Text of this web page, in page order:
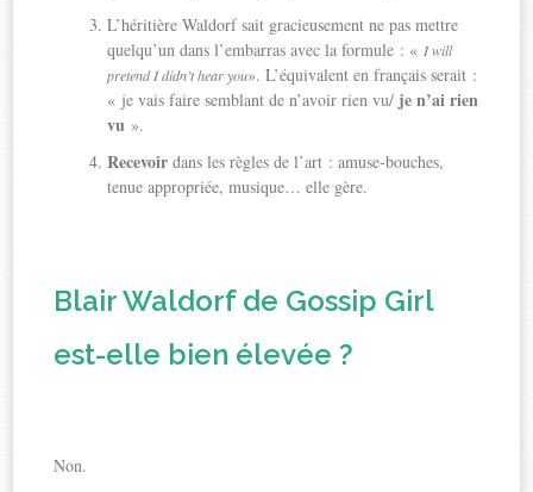
L’héritière Waldorf sait gracieusement ne pas mettre
quelqu’un dans l’embarras avec la formule : « I will
pretend I didn’t hear you». L’équivalent en français serait :
« je vais faire semblant de n’avoir rien vu/ je n’ai rien
vu ».
Recevoir dans les règles de l’art : amuse-bouches,
tenue appropriée, musique… elle gère.
Blair Waldorf de Gossip Girl
est-elle bien élevée ?
Non.